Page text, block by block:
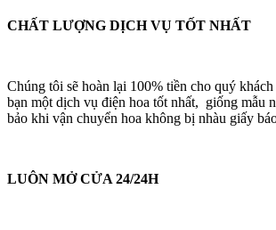
CHẤT LƯỢNG DỊCH VỤ TỐT NHẤT
Chúng tôi sẽ hoàn lại 100% tiền cho quý
bạn một dịch vụ điện hoa tốt nhất, giống mẫu
bảo khi vận chuyển hoa không bị nhàu giấy
LUÔN MỞ CỬA 24/24H